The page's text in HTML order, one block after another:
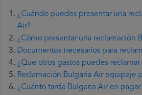
¿Cuándo puedes presentar una
Air?
¿Cómo presentar una reclamación
Documentos necesarios para
¿Que otros gastos puedes reclamar
Reclamación Bulgaria Air equipaje
¿Cuánto tarda Bulgaria Air en pagar